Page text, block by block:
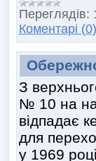
Переглядів:
Коментарі (0)
З
№ 10 на
відпадає
для
у 1969